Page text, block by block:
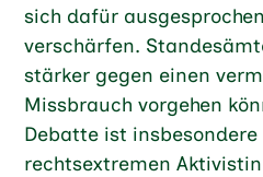
sich dafür
verschärfen.
stärker gegen einen
Missbrauch vorgehen
Debatte ist insbesondere
rechtsextremen